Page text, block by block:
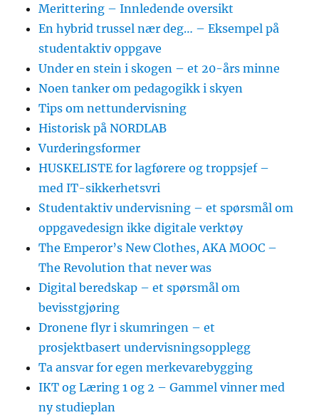
Merittering – Innledende oversikt
En hybrid trussel nær deg… – Eksempel på
studentaktiv oppgave
Under en stein i skogen – et 20-års minne
Noen tanker om pedagogikk i skyen
Tips om nettundervisning
Historisk på NORDLAB
Vurderingsformer
HUSKELISTE for lagførere og troppsjef –
med IT-sikkerhetsvri
Studentaktiv undervisning – et spørsmål om
oppgavedesign ikke digitale verktøy
The Emperor’s New Clothes, AKA MOOC –
The Revolution that never was
Digital beredskap – et spørsmål om
bevisstgjøring
Dronene flyr i skumringen – et
prosjektbasert undervisningsopplegg
Ta ansvar for egen merkevarebygging
IKT og Læring 1 og 2 – Gammel vinner med
ny studieplan